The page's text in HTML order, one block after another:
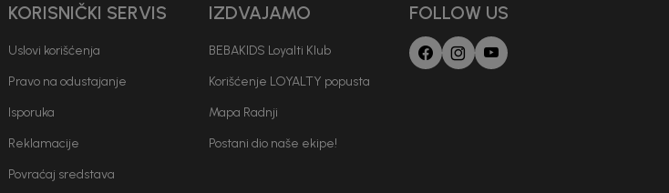
KORISNIČKI SERVIS
Uslovi korišćenja
Pravo na odustajanje
Isporuka
Reklamacije
Povraćaj sredstava
IZDVAJAMO
BEBAKIDS Loyalti Klub
Korišćenje LOYALTY popusta
Mapa Radnji
Postani dio naše ekipe!
FOLLOW US